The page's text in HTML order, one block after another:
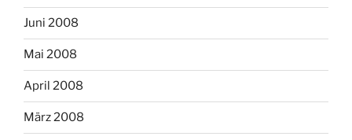
Juni 2008
Mai 2008
April 2008
März 2008